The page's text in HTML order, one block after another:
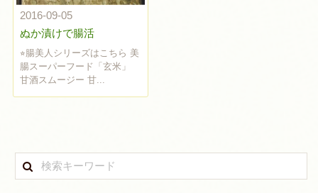
2016-09-05
ぬか漬けで腸活
⭐︎腸美人シリーズはこちら 美
腸スーパーフード「玄米」
甘酒スムージー 甘...